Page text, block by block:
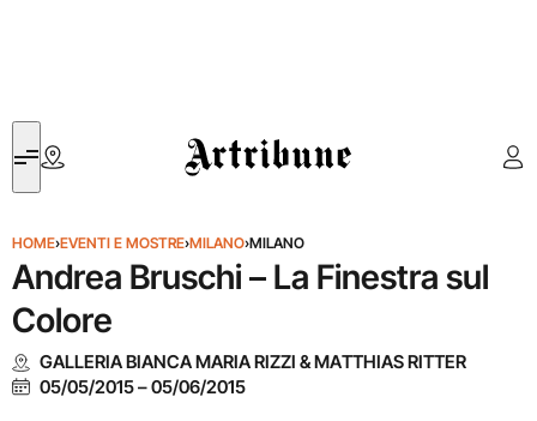
Artribune
HOME›EVENTI E MOSTRE›MILANO›MILANO
Andrea Bruschi – La Finestra sul
Colore
GALLERIA BIANCA MARIA RIZZI & MATTHIAS RITTER
05/05/2015–05/06/2015